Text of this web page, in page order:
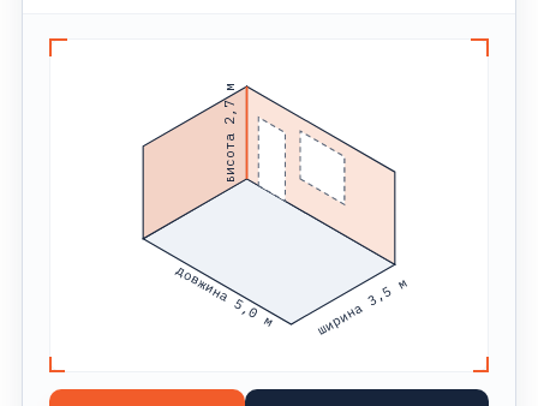
висота 2,7 м
довжина 5,0 м ширина 3,5 м